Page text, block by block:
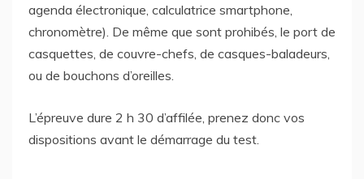
agenda électronique, calculatrice smartphone,
chronomètre). De même que sont prohibés, le port de
casquettes, de couvre-chefs, de casques-baladeurs,
ou de bouchons d’oreilles.
L’épreuve dure 2 h 30 d’affilée, prenez donc vos
dispositions avant le démarrage du test.